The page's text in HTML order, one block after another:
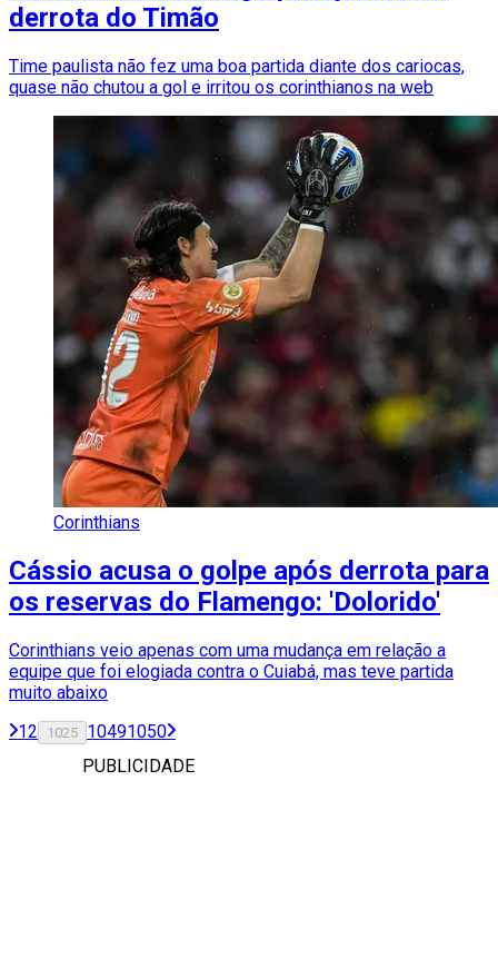
derrota do Timão
Time paulista não fez uma boa partida diante dos cariocas,
quase não chutou a gol e irritou os corinthianos na web
Corinthians
Cássio acusa o golpe após derrota para
os reservas do Flamengo: 'Dolorido'
Corinthians veio apenas com uma mudança em relação a
equipe que foi elogiada contra o Cuiabá, mas teve partida
muito abaixo
12 1025 10491050
PUBLICIDADE